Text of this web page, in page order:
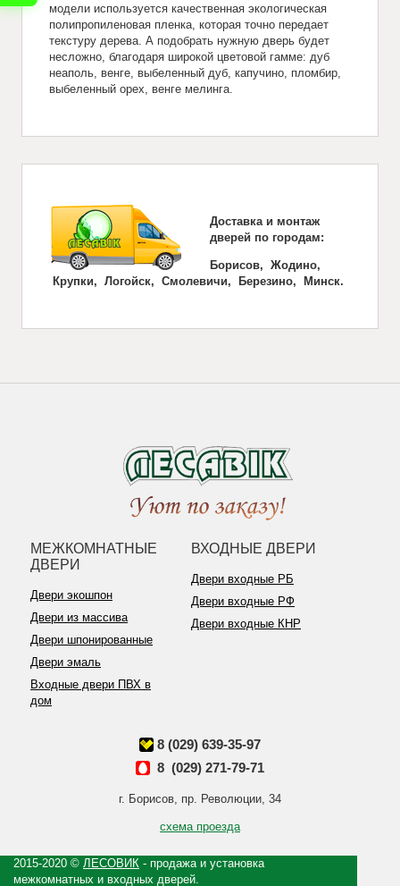
модели используется качественная экологическая
полипропиленовая пленка, которая точно передает
текстуру дерева. А подобрать нужную дверь будет
несложно, благодаря широкой цветовой гамме: дуб
неаполь, венге, выбеленный дуб, капучино, пломбир,
выбеленный орех, венге мелинга.
Доставка и монтаж
дверей по городам:
Борисов, Жодино,
Крупки, Логойск, Смолевичи, Березино, Минск.
МЕЖКОМНАТНЫЕ
ДВЕРИ
Двери экошпон
Двери из массива
Двери шпонированные
Двери эмаль
Входные двери ПВХ в
дом
ВХОДНЫЕ ДВЕРИ
Двери входные РБ
Двери входные РФ
Двери входные КНР
8 (029) 639-35-97
8 (029) 271-79-71
г. Борисов, пр. Революции, 34
схема проезда
2015-2020 © ЛЕСОВИК - продажа и установка
межкомнатных и входных дверей.